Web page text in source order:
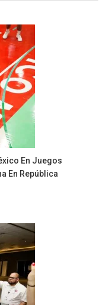
En Juegos
En República